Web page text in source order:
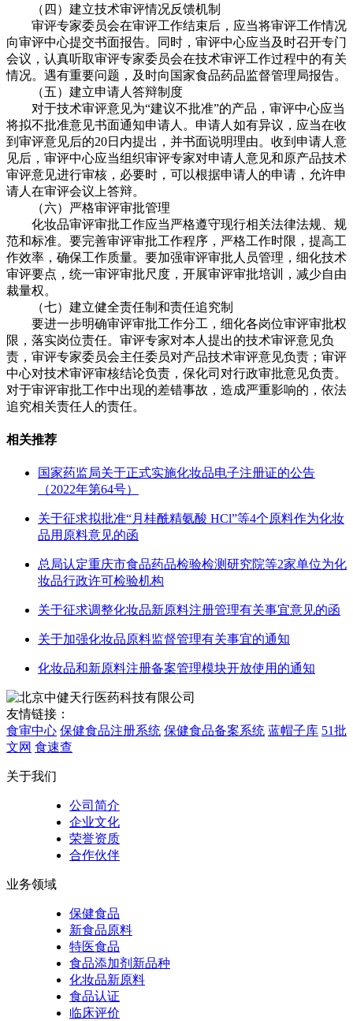
（四）建立技术审评情况反馈机制
审评专家委员会在审评工作结束后，应当将审评工作情况
向审评中心提交书面报告。同时，审评中心应当及时召开专门
会议，认真听取审评专家委员会在技术审评工作过程中的有关
情况。遇有重要问题，及时向国家食品药品监督管理局报告。
（五）建立申请人答辩制度
对于技术审评意见为“建议不批准”的产品，审评中心应当
将拟不批准意见书面通知申请人。申请人如有异议，应当在收
到审评意见后的20日内提出，并书面说明理由。收到申请人意
见后，审评中心应当组织审评专家对申请人意见和原产品技术
审评意见进行审核，必要时，可以根据申请人的申请，允许申
请人在审评会议上答辩。
（六）严格审评审批管理
化妆品审评审批工作应当严格遵守现行相关法律法规、规
范和标准。要完善审评审批工作程序，严格工作时限，提高工
作效率，确保工作质量。要加强审评审批人员管理，细化技术
审评要点，统一审评审批尺度，开展审评审批培训，减少自由
裁量权。
（七）建立健全责任制和责任追究制
要进一步明确审评审批工作分工，细化各岗位审评审批权
限，落实岗位责任。审评专家对本人提出的技术审评意见负
责，审评专家委员会主任委员对产品技术审评意见负责；审评
中心对技术审评审核结论负责，保化司对行政审批意见负责。
对于审评审批工作中出现的差错事故，造成严重影响的，依法
追究相关责任人的责任。
相关推荐
国家药监局关于正式实施化妆品电子注册证的公告
（2022年第64号）
关于征求拟批准“月桂酰精氨酸 HCl”等4个原料作为化妆
品用原料意见的函
总局认定重庆市食品药品检验检测研究院等2家单位为化
妆品行政许可检验机构
关于征求调整化妆品新原料注册管理有关事宜意见的函
关于加强化妆品原料监督管理有关事宜的通知
化妆品和新原料注册备案管理模块开放使用的通知
友情链接：
食审中心 保健食品注册系统 保健食品备案系统 蓝帽子库 51批
文网 食速查
关于我们
公司简介
企业文化
荣誉资质
合作伙伴
业务领域
保健食品
新食品原料
特医食品
食品添加剂新品种
化妆品新原料
食品认证
临床评价